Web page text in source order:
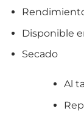
Disponible
Secado
Al